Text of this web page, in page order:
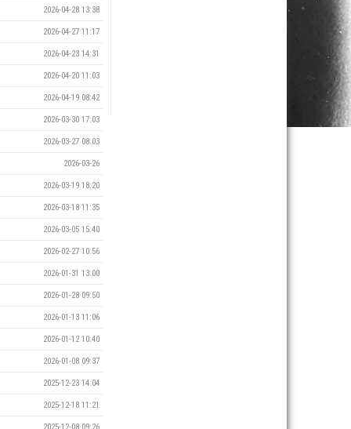
2026-04-28 13:38
2026-04-27 11:17
2026-04-23 14:31
2026-04-20 11:03
2026-04-19 08:42
2026-03-30 17:03
2026-03-27 08:03
2026-03-26
2026-03-19 18:20
2026-03-18 11:35
2026-03-05 15:40
2026-02-27 10:56
2026-01-31 13:00
2026-01-28 09:50
2026-01-13 11:06
2026-01-12 10:40
2026-01-08 09:37
2025-12-23 14:04
2025-12-18 11:21